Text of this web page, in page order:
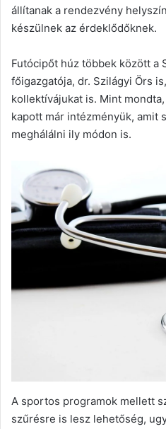
állítanak a rendezvény
készülnek az érdeklődőknek.
Futócipőt húz többek között a
főigazgatója, dr. Szilágyi Örs
kollektívájukat is. Mint
kapott már intézményük, amit
meghálálni ily módon is.
A sportos programok mellett
szűrésre is lesz lehetőség,